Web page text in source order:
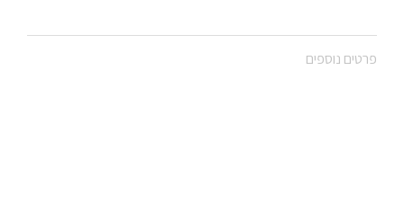
פרטים נוספים